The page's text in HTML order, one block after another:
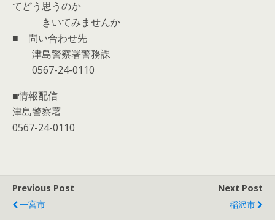
てどう思うのか
きいてみませんか
■ 問い合わせ先
津島警察署警務課
0567-24-0110
■情報配信
津島警察署
0567-24-0110
Previous Post
一宮市
Next Post
稲沢市